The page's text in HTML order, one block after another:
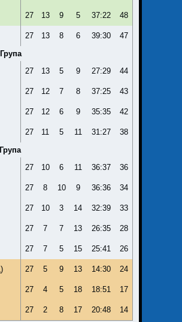
27 13 9 5 37:22 48
27 13 8 6 39:30
47
27 13 5 9 27:29 44
27 12 7 8 37:25 43
27 12 6 9 35:35 42
27 11 5 11 31:27
38
27 10 6 11 36:37 36
27 8 10 9 36:36 34
27 10 3 14 32:39 33
27 7 7 13 26:35 28
27 7 5 15 25:41 26
27 5 9 13 14:30 24
27 4 5 18 18:51 17
27 2 8 17 20:48 14